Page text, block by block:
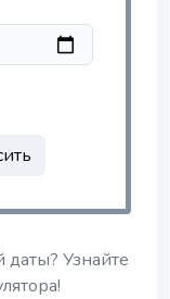
даты? Узнайте